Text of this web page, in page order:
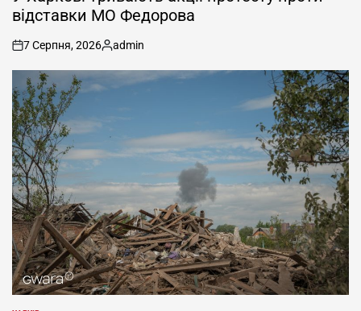
відставки МО Федорова
on
7 Серпня, 2026
Опубліковано
admin